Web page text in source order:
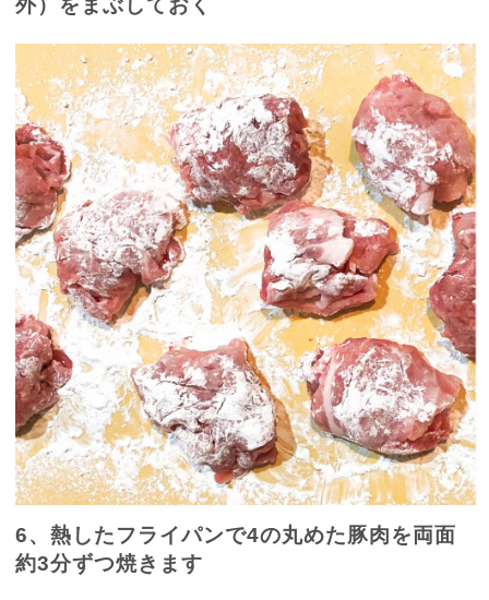
6、熱したフライパンで4の丸めた豚肉を両面
約3分ずつ焼きます